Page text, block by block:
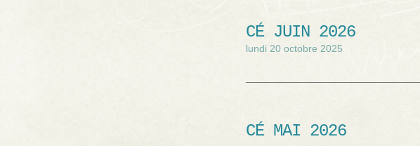
CÉ JUIN 2026
lundi 20 octobre 2025
CÉ MAI 2026